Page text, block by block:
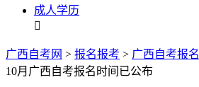
成人学历

广西自考网 > 报名报考 > 广西自考报名
10月广西自考报名时间已公布